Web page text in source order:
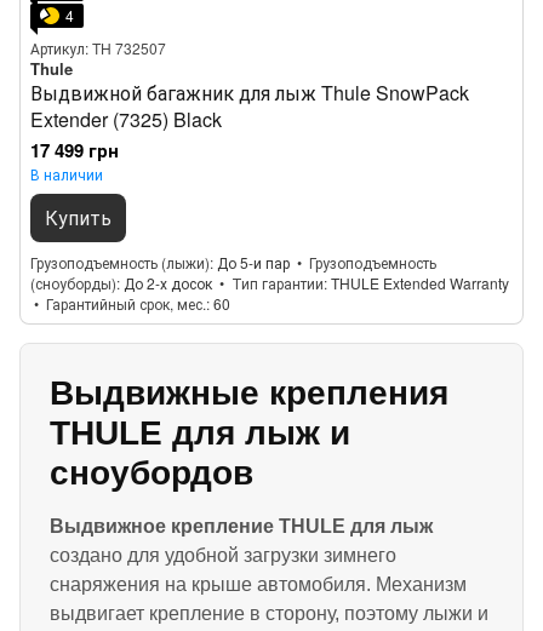
4
Артикул: TH 732507
Thule
Выдвижной багажник для лыж Thule SnowPack
Extender (7325) Black
17 499 грн
В наличии
Купить
Грузоподъемность (лыжи) До 5-и пар
Грузоподъемность
(сноуборды) До 2-х досок Тип гарантии THULE Extended Warranty
Гарантийный срок, мес. 60
Выдвижные крепления
THULE для лыж и
сноубордов
Выдвижное крепление THULE для лыж
создано для удобной загрузки зимнего
снаряжения на крыше автомобиля. Механизм
выдвигает крепление в сторону, поэтому лыжи и